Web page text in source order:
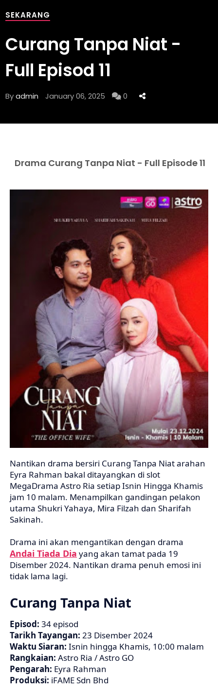
SEKARANG
Curang Tanpa Niat -
Full Episod 11
Byadmin January 06, 2025 0
Drama Curang Tanpa Niat - Full Episode 11
Nantikan drama bersiri Curang Tanpa Niat arahan
Eyra Rahman bakal ditayangkan di slot
MegaDrama Astro Ria setiap Isnin Hingga Khamis
jam 10 malam. Menampilkan gandingan pelakon
utama Shukri Yahaya, Mira Filzah dan Sharifah
Sakinah.
Drama ini akan mengantikan dengan drama
Andai Tiada Dia yang akan tamat pada 19
Disember 2024. Nantikan drama penuh emosi ini
tidak lama lagi.
Curang Tanpa Niat
Episod: 34 episod
Tarikh Tayangan: 23 Disember 2024
Waktu Siaran: Isnin hingga Khamis, 10:00 malam
Rangkaian: Astro Ria / Astro GO
Pengarah: Eyra Rahman
Produksi: iFAME Sdn Bhd